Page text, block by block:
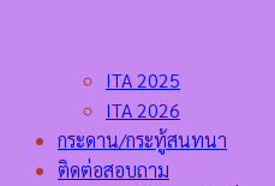
ITA 2025
ITA 2026
กระดาน/กระทู้สนทนา
ติดต่อสอบถาม